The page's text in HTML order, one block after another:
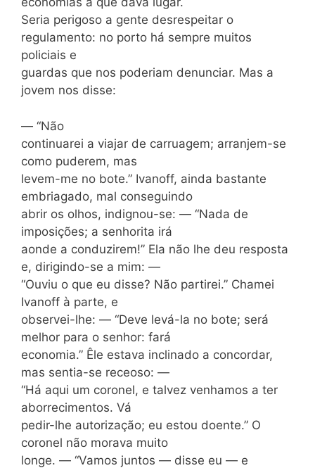
Seria perigoso a gente desrespeitar o
regulamento: no porto há sempre muitos
policiais e
guardas que nos poderiam denunciar. Mas a
jovem nos disse:
— “Não
continuarei a viajar de carruagem; arranjem-se
como puderem, mas
levem-me no bote.” Ivanoff, ainda bastante
embriagado, mal conseguindo
abrir os olhos, indignou-se: — “Nada de
imposições; a senhorita irá
aonde a conduzirem!” Ela não lhe deu resposta
e, dirigindo-se a mim: —
“Ouviu o que eu disse? Não partirei.” Chamei
Ivanoff à parte, e
observei-lhe: — “Deve levá-la no bote; será
melhor para o senhor: fará
economia.” Êle estava inclinado a concordar,
mas sentia-se receoso: —
“Há aqui um coronel, e talvez venhamos a ter
aborrecimentos. Vá
pedir-lhe autorização; eu estou doente.” O
coronel não morava muito
longe. — “Vamos juntos — disse eu — e